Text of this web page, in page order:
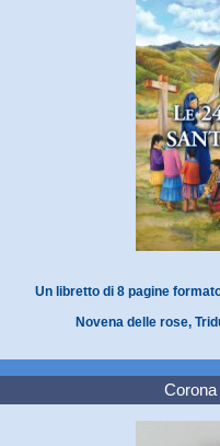
Un libretto di 8 pagine
Novena delle rose,